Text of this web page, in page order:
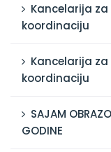
Kancelarija
koordinaciju
Kancelarija
koordinaciju
SAJAM
GODINE